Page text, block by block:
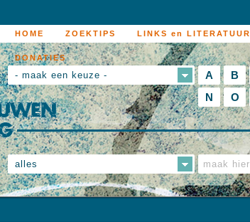
HOME ZOEKTIPS LINKS en LITERATUUR
DONATIES
- maak een keuze - A B
N
O
alles